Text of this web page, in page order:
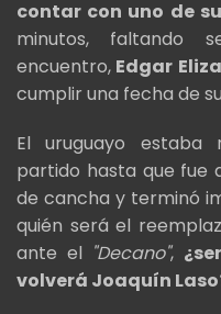
contar con uno de
minutos, faltando
encuentro, Edgar
cumplir una fecha de
El uruguayo estaba
partido hasta que fue
de cancha y terminó
quién será el
ante el "Decano",
volverá Joaquín